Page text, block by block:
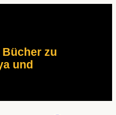
zu
und